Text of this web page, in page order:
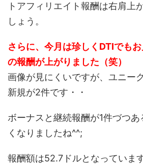
トアフィリエイト報酬は右肩上
しょう。
さらに、今月は珍しくDTIでも
の報酬が上がりました（笑）
画像が見にくいですが、ユニー
新規が2件です・・
ボーナスと継続報酬が1件づつあ
くなりましたね^^;
報酬額は52.7ドルとなっています